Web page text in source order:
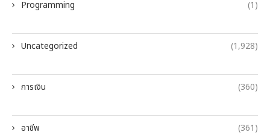
Programming (1)
Uncategorized (1,928)
การเงิน (360)
อาชีพ (361)